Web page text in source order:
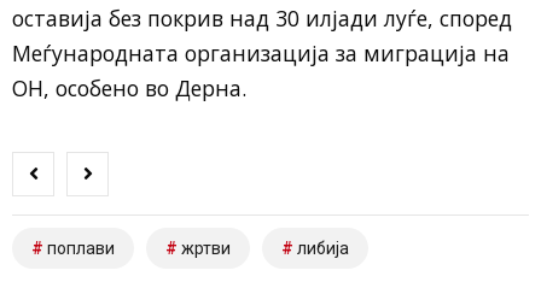
оставија без покрив над 30 илјади луѓе, според
Меѓународната организација за миграција на
ОН, особено во Дерна.
поплави жртви либија